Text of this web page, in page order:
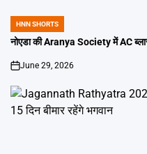
POSTED
IN
HNN SHORTS
नोएडा की Aranya Society में AC
on
June 29, 2026